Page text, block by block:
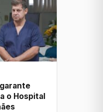
o Hospital